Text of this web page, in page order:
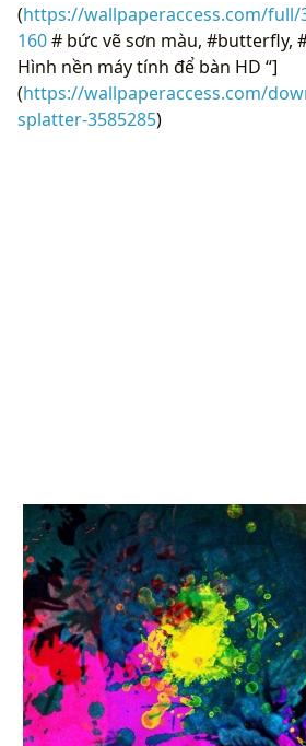
(https://wallpaperaccess.com/full/
160# bức vẽ sơn màu, #butterfly,
Hình nền máy tính để bàn HD “]
(https://wallpaperaccess.com/
splatter-3585285)